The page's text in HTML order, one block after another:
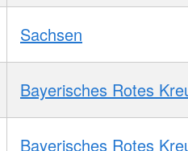
Sachsen
Bayerisches Rotes
Bayerisches Rotes